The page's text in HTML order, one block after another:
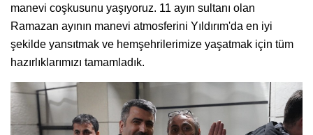
manevi coşkusunu yaşıyoruz. 11 ayın sultanı olan
Ramazan ayının manevi atmosferini Yıldırım'da en iyi
şekilde yansıtmak ve hemşehrilerimize yaşatmak için tüm
hazırlıklarımızı tamamladık.